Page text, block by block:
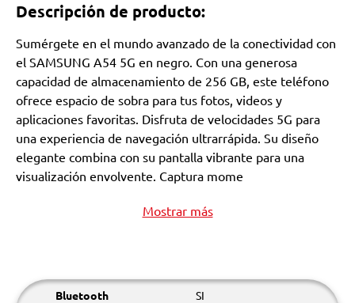
Descripción de producto:
Sumérgete en el mundo avanzado de la conectividad con
el SAMSUNG A54 5G en negro. Con una generosa
capacidad de almacenamiento de 256 GB, este teléfono
ofrece espacio de sobra para tus fotos, videos y
aplicaciones favoritas. Disfruta de velocidades 5G para
una experiencia de navegación ultrarrápida. Su diseño
elegante combina con su pantalla vibrante para una
visualización envolvente. Captura mome
Mostrar más
Bluetooth SI